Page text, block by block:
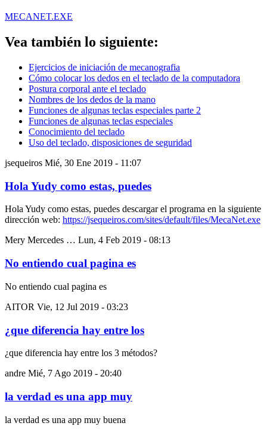
MECANET.EXE
Vea también lo siguiente:
Ejercicios de iniciación de mecanografia
Cómo colocar los dedos en el teclado de la computadora
Postura corporal ante el teclado
Nombres de los dedos de la mano
Funciones de algunas teclas especiales parte 2
Funciones de algunas teclas especiales
Conocimiento del teclado
Uso del teclado, disposiciones de seguridad
jsequeiros Mié, 30 Ene 2019 - 11:07
Hola Yudy como estas, puedes
Hola Yudy como estas, puedes descargar el programa en la siguiente
dirección web: https://jsequeiros.com/sites/default/files/MecaNet.exe
Mery Mercedes … Lun, 4 Feb 2019 - 08:13
No entiendo cual pagina es
No entiendo cual pagina es
AITOR Vie, 12 Jul 2019 - 03:23
¿que diferencia hay entre los
¿que diferencia hay entre los 3 métodos?
andre Mié, 7 Ago 2019 - 20:40
la verdad es una app muy
la verdad es una app muy buena